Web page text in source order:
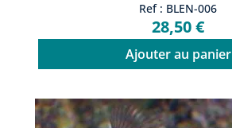
Ref : BLEN-006
28,50 €
Ajouter au panier